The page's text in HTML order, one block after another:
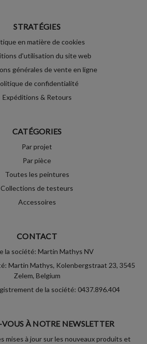
STRATÉGIES
en matière de cookies
d'utilisation du site web
générales de vente en ligne
de confidentialité
Expéditions & Retours
CATÉGORIES
Par projet
Par pièce
Toutes les peintures
Collections de testeurs
Accessoires
CONTACT
la société: Martin Mathys NV
Martin Mathys, Kolenbergstraat 23, 3545
Zelem, Belgium
de la société: 0437.896.404
À NOTRE NEWSLETTER
mises à jour sur les nouveaux produits et